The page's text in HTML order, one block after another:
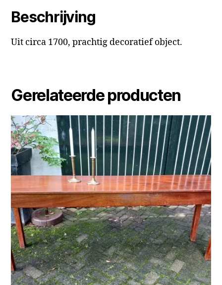
Beschrijving
Uit circa 1700, prachtig decoratief object.
Gerelateerde producten